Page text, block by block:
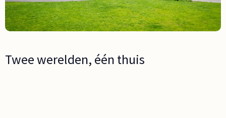
Twee werelden, één thuis